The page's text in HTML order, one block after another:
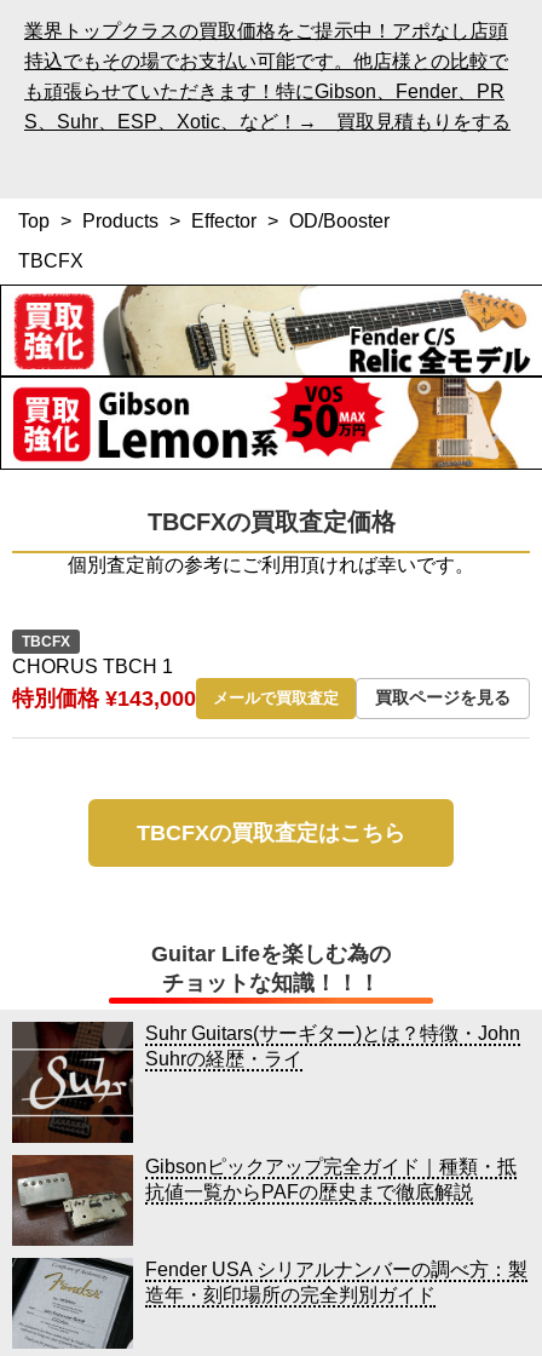
業界トップクラスの買取価格をご提示中！アポなし店頭
持込でもその場でお支払い可能です。他店様との比較で
も頑張らせていただきます！特にGibson、Fender、PR
S、Suhr、ESP、Xotic、など！→ 買取見積もりをする
Top > Products > Effector > OD/Booster
TBCFX
TBCFXの買取査定価格
個別査定前の参考にご利用頂ければ幸いです。
TBCFX
CHORUS TBCH 1
特別価格 ¥143,000 メールで買取査定 買取ページを見る
TBCFXの買取査定はこちら
Guitar Lifeを楽しむ為の
チョットな知識！！！
Suhr Guitars(サーギター)とは？特徴・John
Suhrの経歴・ライ
Gibsonピックアップ完全ガイド｜種類・抵
抗値一覧からPAFの歴史まで徹底解説
Fender USA シリアルナンバーの調べ方：製
造年・刻印場所の完全判別ガイド